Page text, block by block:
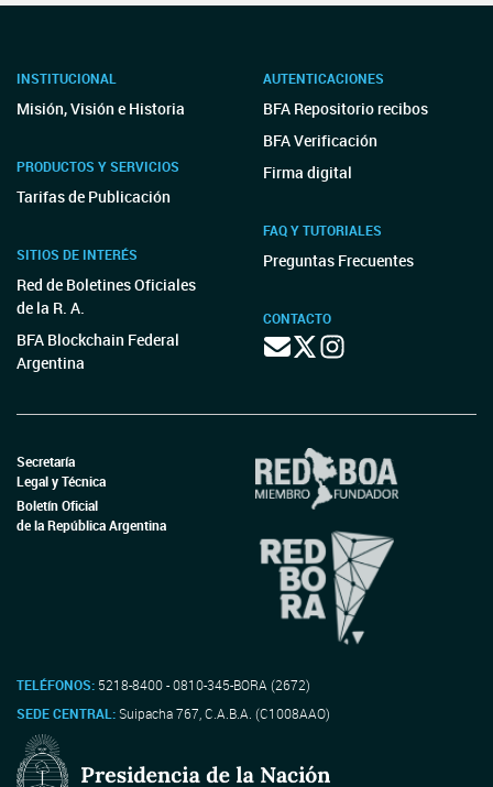
INSTITUCIONAL
Misión, Visión e Historia
PRODUCTOS Y SERVICIOS
Tarifas de Publicación
SITIOS DE INTERÉS
Red de Boletines Oficiales
de la R. A.
BFA Blockchain Federal
Argentina
AUTENTICACIONES
BFA Repositorio recibos
BFA Verificación
Firma digital
FAQ Y TUTORIALES
Preguntas Frecuentes
CONTACTO
Secretaría
Legal y Técnica
Boletín Oficial
de la República Argentina
TELÉFONOS: 5218-8400 - 0810-345-BORA (2672)
SEDE CENTRAL:Suipacha 767, C.A.B.A. (C1008AAO)